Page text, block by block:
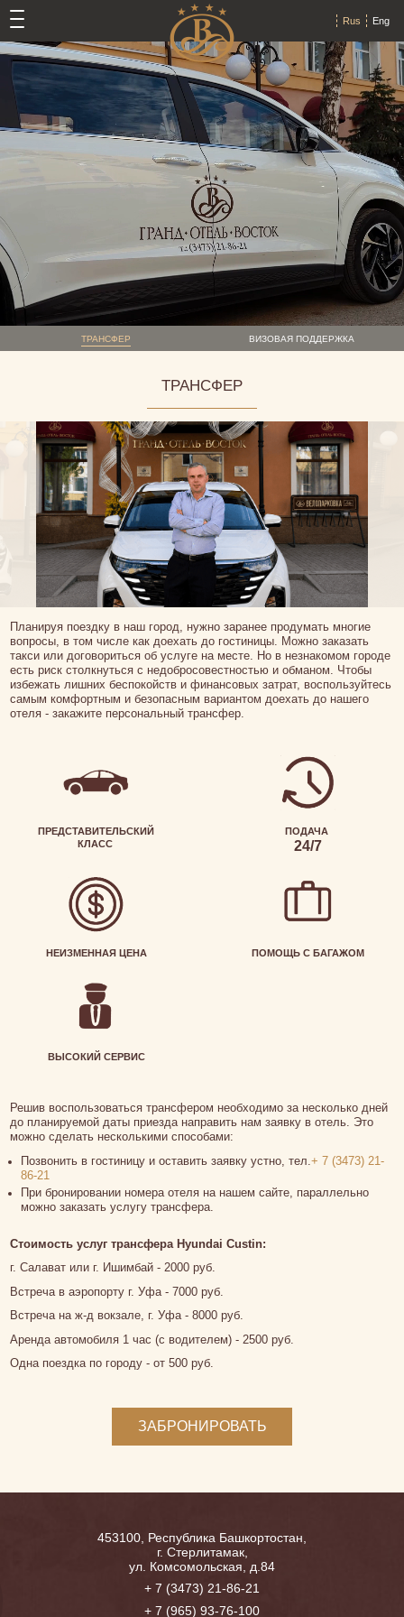
Rus Eng
ТРАНСФЕР ВИЗОВАЯ ПОДДЕРЖКА
ТРАНСФЕР
Планируя поездку в наш город, нужно заранее продумать многие
вопросы, в том числе как доехать до гостиницы. Можно заказать
такси или договориться об услуге на месте. Но в незнакомом городе
есть риск столкнуться с недобросовестностью и обманом. Чтобы
избежать лишних беспокойств и финансовых затрат, воспользуйтесь
самым комфортным и безопасным вариантом доехать до нашего
отеля - закажите персональный трансфер.
ПРЕДСТАВИТЕЛЬСКИЙ
КЛАСС
ПОДАЧА
24/7
НЕИЗМЕННАЯ ЦЕНА ПОМОЩЬ С БАГАЖОМ
ВЫСОКИЙ СЕРВИС
Решив воспользоваться трансфером необходимо за несколько дней
до планируемой даты приезда направить нам заявку в отель. Это
можно сделать несколькими способами:
Позвонить в гостиницу и оставить заявку устно, тел.+ 7 (3473) 21-
86-21
При бронировании номера отеля на нашем сайте, параллельно
можно заказать услугу трансфера.
Стоимость услуг трансфера Hyundai Custin:
г. Салават или г. Ишимбай - 2000 руб.
Встреча в аэропорту г. Уфа - 7000 руб.
Встреча на ж-д вокзале, г. Уфа - 8000 руб.
Аренда автомобиля 1 час (с водителем) - 2500 руб.
Одна поездка по городу - от 500 руб.
ЗАБРОНИРОВАТЬ
453100, Республика Башкортостан,
г. Стерлитамак,
ул. Комсомольская, д.84
+ 7 (3473) 21-86-21
+ 7 (965) 93-76-100